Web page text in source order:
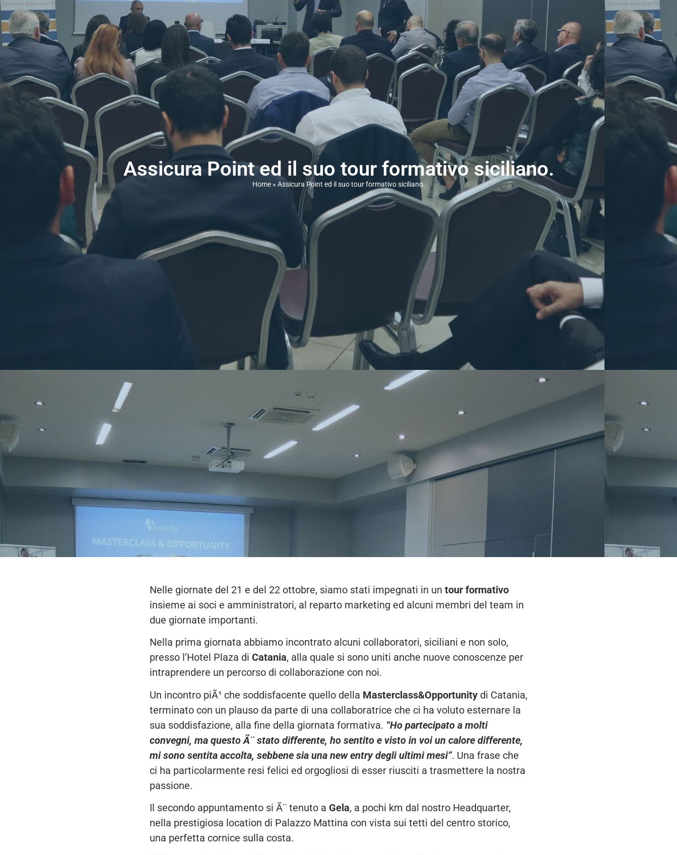
Assicura Point ed il suo tour formativo siciliano.
Home» Assicura Point ed il suo tour formativo siciliano.
Nelle giornate del 21 e del 22 ottobre, siamo stati impegnati in un tour formativo
insieme ai soci e amministratori, al reparto marketing ed alcuni membri del team in
due giornate importanti.
Nella prima giornata abbiamo incontrato alcuni collaboratori, siciliani e non solo,
presso l’Hotel Plaza di Catania, alla quale si sono uniti anche nuove conoscenze per
intraprendere un percorso di collaborazione con noi.
Un incontro piÃ¹ che soddisfacente quello della Masterclass&Opportunity di Catania,
terminato con un plauso da parte di una collaboratrice che ci ha voluto esternare la
sua soddisfazione, alla fine della giornata formativa. “Ho partecipato a molti
convegni, ma questo Ã¨ stato differente, ho sentito e visto in voi un calore differente,
mi sono sentita accolta, sebbene sia una new entry degli ultimi mesi”. Una frase che
ci ha particolarmente resi felici ed orgogliosi di esser riusciti a trasmettere la nostra
passione.
Il secondo appuntamento si Ã¨ tenuto a Gela, a pochi km dal nostro Headquarter,
nella prestigiosa location di Palazzo Mattina con vista sui tetti del centro storico,
una perfetta cornice sulla costa.